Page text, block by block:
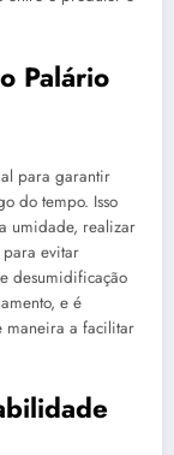
Palário
para garantir
do tempo. Isso
umidade, realizar
para evitar
desumidificação
e é
maneira a facilitar